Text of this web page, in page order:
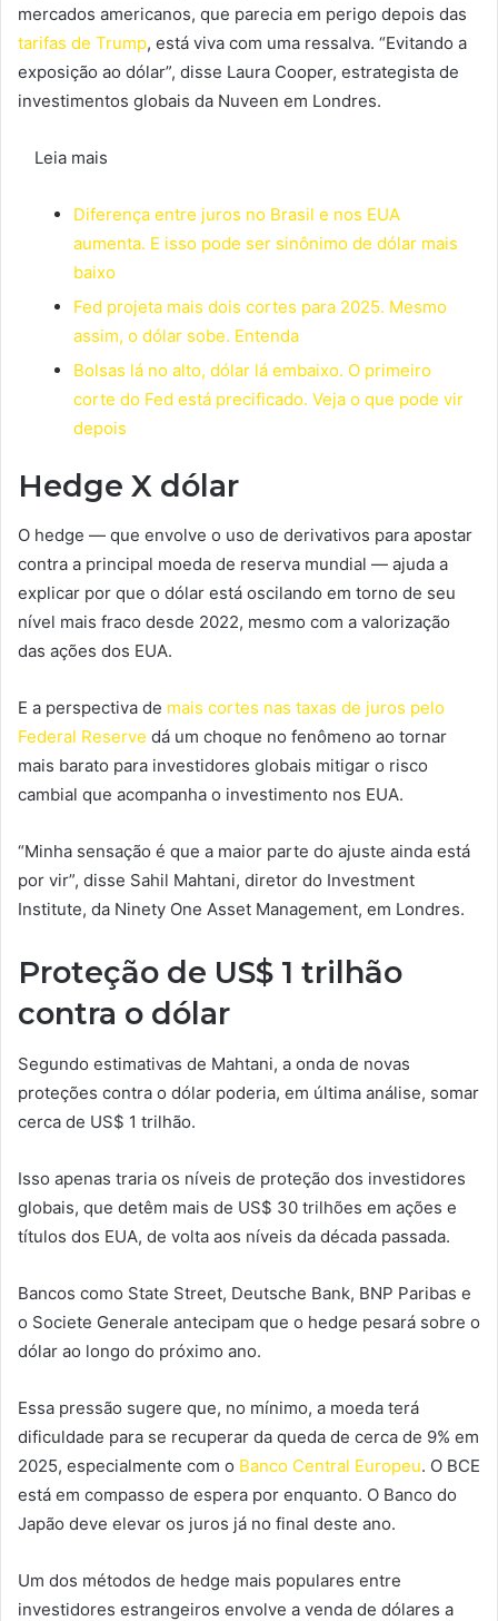
mercados americanos, que parecia em perigo depois das
tarifas de Trump, está viva com uma ressalva. “Evitando a
exposição ao dólar”, disse Laura Cooper, estrategista de
investimentos globais da Nuveen em Londres.
Leia mais
Diferença entre juros no Brasil e nos EUA
aumenta. E isso pode ser sinônimo de dólar mais
baixo
Fed projeta mais dois cortes para 2025. Mesmo
assim, o dólar sobe. Entenda
Bolsas lá no alto, dólar lá embaixo. O primeiro
corte do Fed está precificado. Veja o que pode vir
depois
Hedge X dólar
O hedge — que envolve o uso de derivativos para apostar
contra a principal moeda de reserva mundial — ajuda a
explicar por que o dólar está oscilando em torno de seu
nível mais fraco desde 2022, mesmo com a valorização
das ações dos EUA.
E a perspectiva de mais cortes nas taxas de juros pelo
Federal Reserve dá um choque no fenômeno ao tornar
mais barato para investidores globais mitigar o risco
cambial que acompanha o investimento nos EUA.
“Minha sensação é que a maior parte do ajuste ainda está
por vir”, disse Sahil Mahtani, diretor do Investment
Institute, da Ninety One Asset Management, em Londres.
Proteção de US$ 1 trilhão
contra o dólar
Segundo estimativas de Mahtani, a onda de novas
proteções contra o dólar poderia, em última análise, somar
cerca de US$ 1 trilhão.
Isso apenas traria os níveis de proteção dos investidores
globais, que detêm mais de US$ 30 trilhões em ações e
títulos dos EUA, de volta aos níveis da década passada.
Bancos como State Street, Deutsche Bank, BNP Paribas e
o Societe Generale antecipam que o hedge pesará sobre o
dólar ao longo do próximo ano.
Essa pressão sugere que, no mínimo, a moeda terá
dificuldade para se recuperar da queda de cerca de 9% em
2025, especialmente com o Banco Central Europeu. O BCE
está em compasso de espera por enquanto. O Banco do
Japão deve elevar os juros já no final deste ano.
Um dos métodos de hedge mais populares entre
investidores estrangeiros envolve a venda de dólares a